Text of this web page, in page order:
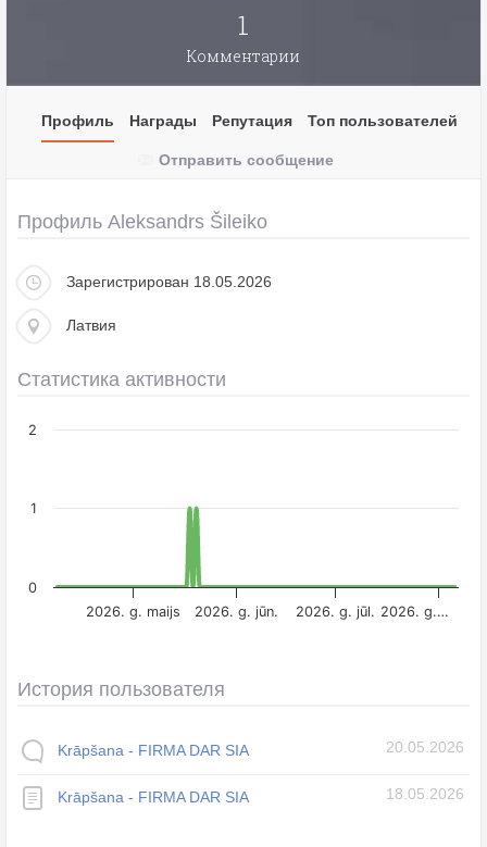
1
Комментарии
Профиль Награды Репутация Топ пользователей
Отправить сообщение
Профиль Aleksandrs Šileiko
Зарегистрирован 18.05.2026
Латвия
Статистика активности
2026. g. maijs 2026. g. jūn. 2026. g. jūl. 2026. g.…
0
1
2
История пользователя
Krāpšana - FIRMA DAR SIA 20.05.2026
Krāpšana - FIRMA DAR SIA 18.05.2026